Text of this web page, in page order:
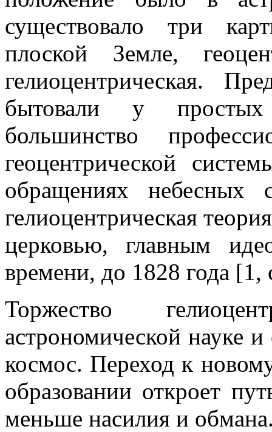
существовало три
плоской Земле,
гелиоцентрическая.
бытовали у простых
большинство
геоцентрической
обращениях небесных
гелиоцентрическая
церковью, главным
времени, до 1828 года
Торжество
астрономической науке
космос. Переход к
образовании откроет
меньше насилия и